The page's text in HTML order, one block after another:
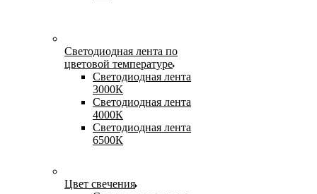
Светодиодная лента по
цветовой температуре
Светодиодная лента
3000К
Светодиодная лента
4000К
Светодиодная лента
6500К
Цвет свечения